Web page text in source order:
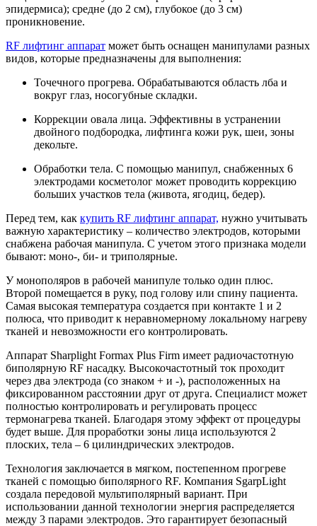
эпидермиса); средне (до 2 см), глубокое (до 3 см)
проникновение.
RF лифтинг аппарат может быть оснащен манипулами разных
видов, которые предназначены для выполнения:
Точечного прогрева. Обрабатываются область лба и
вокруг глаз, носогубные складки.
Коррекции овала лица. Эффективны в устранении
двойного подбородка, лифтинга кожи рук, шеи, зоны
декольте.
Обработки тела. С помощью манипул, снабженных 6
электродами косметолог может проводить коррекцию
больших участков тела (живота, ягодиц, бедер).
Перед тем, как купить RF лифтинг аппарат, нужно учитывать
важную характеристику – количество электродов, которыми
снабжена рабочая манипула. С учетом этого признака модели
бывают: моно-, би- и триполярные.
У монополяров в рабочей манипуле только один плюс.
Второй помещается в руку, под голову или спину пациента.
Самая высокая температура создается при контакте 1 и 2
полюса, что приводит к неравномерному локальному нагреву
тканей и невозможности его контролировать.
Аппарат Sharplight Formax Plus Firm имеет радиочастотную
биполярную RF насадку. Высокочастотный ток проходит
через два электрода (со знаком + и -), расположенных на
фиксированном расстоянии друг от друга. Специалист может
полностью контролировать и регулировать процесс
термонагрева тканей. Благодаря этому эффект от процедуры
будет выше. Для проработки зоны лица используются 2
плоских, тела – 6 цилиндрических электродов.
Технология заключается в мягком, постепенном прогреве
тканей с помощью биполярного RF. Компания SgarpLight
создала передовой мультиполярный вариант. При
использовании данной технологии энергия распределяется
между 3 парами электродов. Это гарантирует безопасный